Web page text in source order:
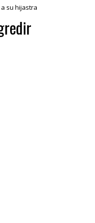
su hijastra